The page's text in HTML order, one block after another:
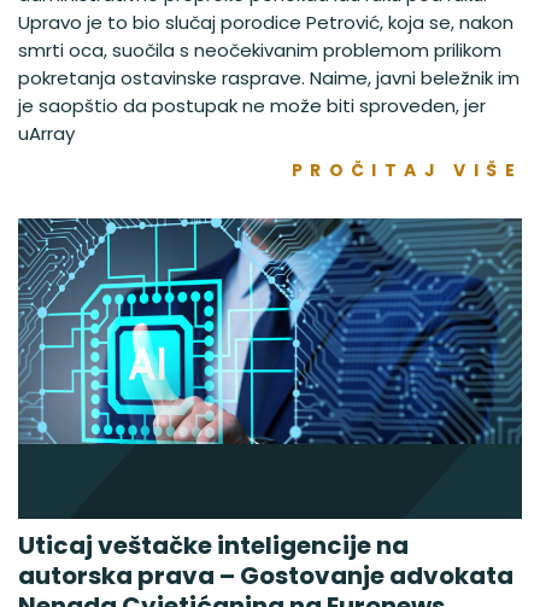
Upravo je to bio slučaj porodice Petrović, koja se, nakon
smrti oca, suočila s neočekivanim problemom prilikom
pokretanja ostavinske rasprave. Naime, javni beležnik im
je saopštio da postupak ne može biti sproveden, jer
uArray
PROČITAJ VIŠE
Uticaj veštačke inteligencije na
autorska prava – Gostovanje advokata